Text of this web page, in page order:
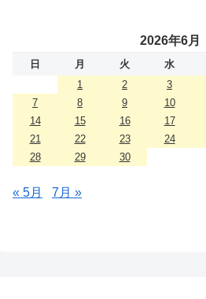
2026年6月
日 月 火 水
1
2 3
7
8 9 10
14
15 16 17
21
22 23 24
28
29 30
« 5月 7月 »